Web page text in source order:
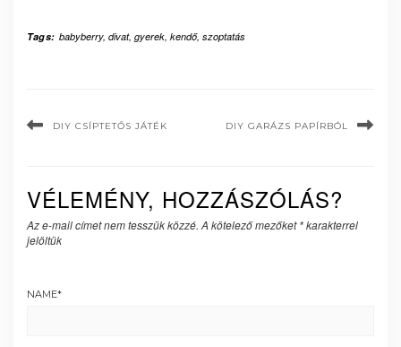
Tags: babyberry, divat, gyerek, kendő, szoptatás
DIY CSÍPTETŐS JÁTÉK DIY GARÁZS PAPÍRBÓL
VÉLEMÉNY, HOZZÁSZÓLÁS?
Az e-mail címet nem tesszük közzé. A kötelező mezőket*karakterrel
jelöltük
NAME*